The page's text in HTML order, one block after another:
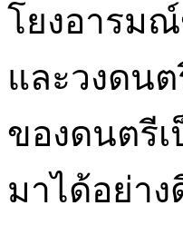
โยงอารม
และวงดน
ของดนตรี
มาได้อย่า